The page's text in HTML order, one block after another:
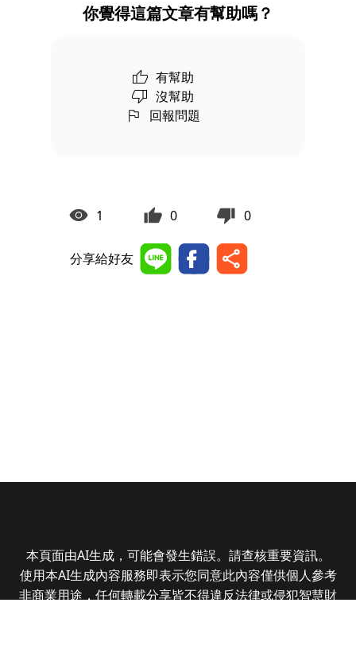
你覺得這篇文章有幫助嗎？
有幫助
沒幫助
回報問題
1 0 0
分享給好友
本頁面由AI生成，可能會發生錯誤。請查核重要資訊。
使用本AI生成內容服務即表示您同意此內容僅供個人參考
非商業用途，任何轉載分享皆不得違反法律或侵犯智慧財